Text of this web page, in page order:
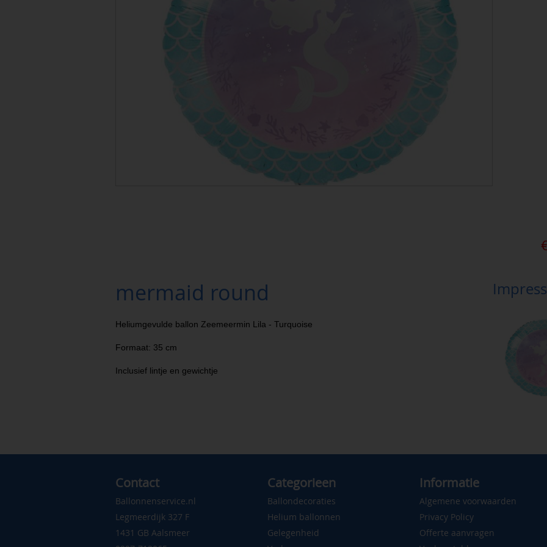
mermaid round
Heliumgevulde ballon Zeemeermin Lila - Turquoise
Formaat: 35 cm
Inclusief lintje en gewichtje
Contact
Ballonnenservice.nl
Legmeerdijk 327 F
1431 GB Aalsmeer
Categorieen
Ballondecoraties
Helium ballonnen
Gelegenheid
Informatie
Algemene voorwaarden
Privacy Policy
Offerte aanvragen